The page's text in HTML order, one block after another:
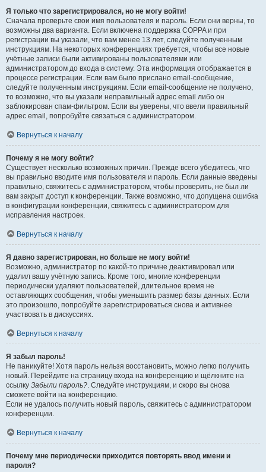
Я только что зарегистрировался, но не могу войти!
Сначала проверьте свои имя пользователя и пароль. Если они верны, то
возможны два варианта. Если включена поддержка COPPA и при
регистрации вы указали, что вам менее 13 лет, следуйте полученным
инструкциям. На некоторых конференциях требуется, чтобы все новые
учётные записи были активированы пользователями или
администратором до входа в систему. Эта информация отображается в
процессе регистрации. Если вам было прислано email-сообщение,
следуйте полученным инструкциям. Если email-сообщение не получено,
то возможно, что вы указали неправильный адрес email либо он
заблокирован спам-фильтром. Если вы уверены, что ввели правильный
адрес email, попробуйте связаться с администратором.
Вернуться к началу
Почему я не могу войти?
Существует несколько возможных причин. Прежде всего убедитесь, что
вы правильно вводите имя пользователя и пароль. Если данные введены
правильно, свяжитесь с администратором, чтобы проверить, не был ли
вам закрыт доступ к конференции. Также возможно, что допущена ошибка
в конфигурации конференции, свяжитесь с администратором для
исправления настроек.
Вернуться к началу
Я давно зарегистрирован, но больше не могу войти!
Возможно, администратор по какой-то причине деактивировал или
удалил вашу учётную запись. Кроме того, многие конференции
периодически удаляют пользователей, длительное время не
оставляющих сообщения, чтобы уменьшить размер базы данных. Если
это произошло, попробуйте зарегистрироваться снова и активнее
участвовать в дискуссиях.
Вернуться к началу
Я забыл пароль!
Не паникуйте! Хотя пароль нельзя восстановить, можно легко получить
новый. Перейдите на страницу входа на конференцию и щёлкните на
ссылку Забыли пароль?. Следуйте инструкциям, и скоро вы снова
сможете войти на конференцию.
Если не удалось получить новый пароль, свяжитесь с администратором
конференции.
Вернуться к началу
Почему мне периодически приходится повторять ввод имени и
пароля?